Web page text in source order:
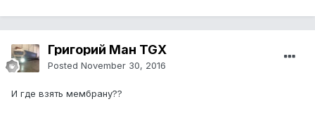
Григорий Ман TGX
Posted November 30, 2016
И где взять мембрану??